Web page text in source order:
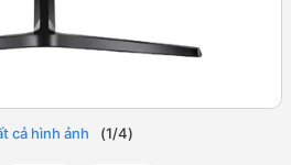
cả hình ảnh (1/4)